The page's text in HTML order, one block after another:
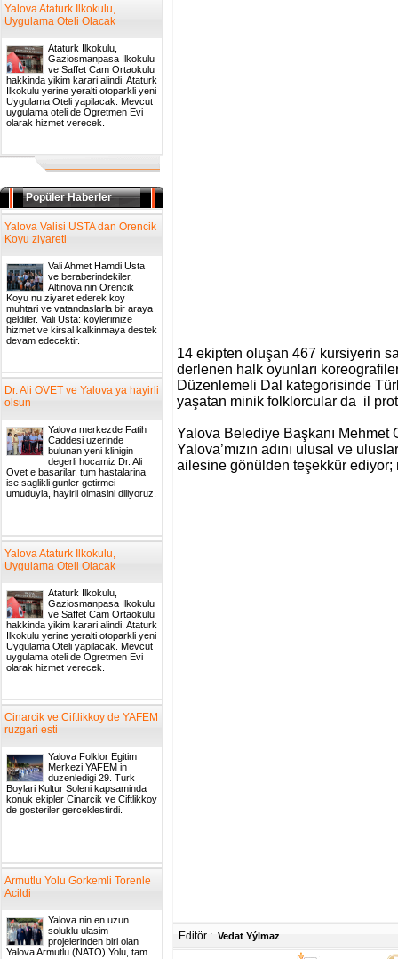
14 ekipten oluşan 467 kursiyerin
derlenen halk oyunları
Düzenlemeli Dal kategorisinde
yaşatan minik folklorcular da il
Yalova Belediye Başkanı Mehmet
Yalova’mızın adını ulusal ve
ailesine gönülden teşekkür ediyor;
Editör : Vedat Yýlmaz
Yalova Ataturk Ilkokulu,
Uygulama Oteli Olacak
Ataturk Ilkokulu,
Gaziosmanpasa Ilkokulu
ve Saffet Cam Ortaokulu
hakkinda yikim karari alindi. Ataturk
Ilkokulu yerine yeralti otoparkli yeni
Uygulama Oteli yapilacak. Mevcut
uygulama oteli de Ogretmen Evi
olarak hizmet verecek.
Popüler Haberler
Yalova Valisi USTA dan Orencik
Koyu ziyareti
Vali Ahmet Hamdi Usta
ve beraberindekiler,
Altinova nin Orencik
Koyu nu ziyaret ederek koy
muhtari ve vatandaslarla bir araya
geldiler. Vali Usta: koylerimize
hizmet ve kirsal kalkinmaya destek
devam edecektir.
Dr. Ali OVET ve Yalova ya hayirli
olsun
Yalova merkezde Fatih
Caddesi uzerinde
bulunan yeni klinigin
degerli hocamiz Dr. Ali
Ovet e basarilar, tum hastalarina
ise saglikli gunler getirmei
umuduyla, hayirli olmasini diliyoruz.
Yalova Ataturk Ilkokulu,
Uygulama Oteli Olacak
Ataturk Ilkokulu,
Gaziosmanpasa Ilkokulu
ve Saffet Cam Ortaokulu
hakkinda yikim karari alindi. Ataturk
Ilkokulu yerine yeralti otoparkli yeni
Uygulama Oteli yapilacak. Mevcut
uygulama oteli de Ogretmen Evi
olarak hizmet verecek.
Cinarcik ve Ciftlikkoy de YAFEM
ruzgari esti
Yalova Folklor Egitim
Merkezi YAFEM in
duzenledigi 29. Turk
Boylari Kultur Soleni kapsaminda
konuk ekipler Cinarcik ve Ciftlikkoy
de gosteriler gerceklestirdi.
Armutlu Yolu Gorkemli Torenle
Acildi
Yalova nin en uzun
soluklu ulasim
projelerinden biri olan
Yalova Armutlu (NATO) Yolu, tam